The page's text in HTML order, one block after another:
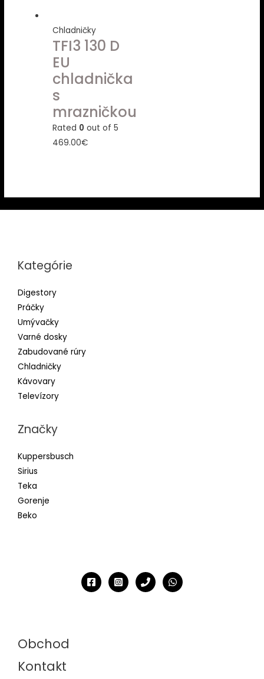
Chladničky
TFI3 130 D
EU
chladnička
s
mrazničkou
Rated 0 out of 5
469.00€
Kategórie
Digestory
Práčky
Umývačky
Varné dosky
Zabudované rúry
Chladničky
Kávovary
Televízory
Značky
Kuppersbusch
Sirius
Teka
Gorenje
Beko
Obchod
Kontakt